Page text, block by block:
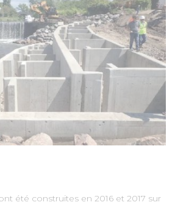
été construites en 2016 et 2017 sur